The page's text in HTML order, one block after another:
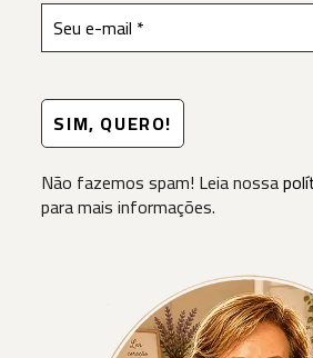
Não fazemos spam! Leia nossa
para mais informações.